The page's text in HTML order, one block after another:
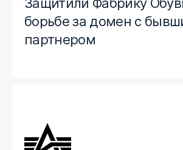
Защитили Фабрику
борьбе за домен с
партнером